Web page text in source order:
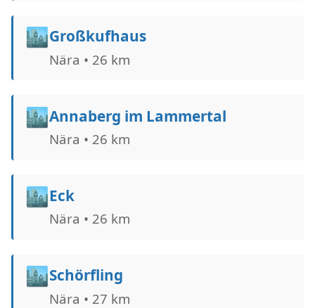
🏙️Großkufhaus
Nära • 26 km
🏙️Annaberg im Lammertal
Nära • 26 km
🏙️Eck
Nära • 26 km
🏙️Schörfling
Nära • 27 km